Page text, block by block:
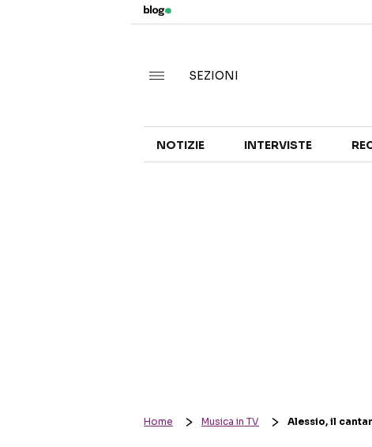
SEZIONI
NOTIZIE INTERVISTE
Home Musica in TV Alessio, il